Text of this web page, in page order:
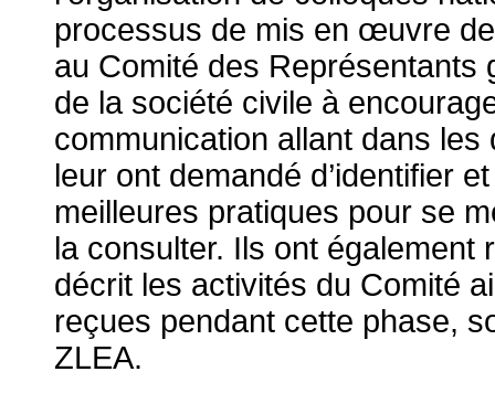
processus de mis en œuvre
au Comité des Représentants
de la société civile à
communication allant dans
leur ont demandé d’identifier
meilleures pratiques pour se
la consulter. Ils ont également
décrit les activités du Comité
reçues pendant cette phase,
ZLEA.